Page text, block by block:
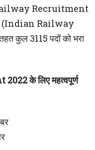
Recruitment
(Indian Railway
कुल 3115 पदों को भरा
के लिए महत्वपूर्ण